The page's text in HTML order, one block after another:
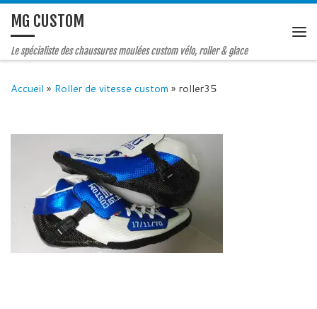
MG CUSTOM
Le spécialiste des chaussures moulées custom vélo, roller & glace
Accueil » Roller de vitesse custom » roller35